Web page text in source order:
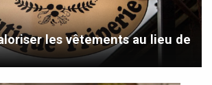
les vêtements au lieu de